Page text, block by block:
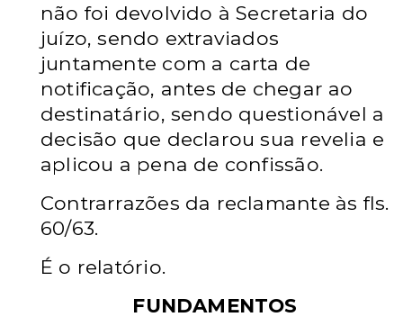
não foi devolvido à Secretaria do
juízo, sendo extraviados
juntamente com a carta de
notificação, antes de chegar ao
destinatário, sendo questionável a
decisão que declarou sua revelia e
aplicou a pena de confissão.
Contrarrazões da reclamante às fls.
60/63.
É o relatório.
FUNDAMENTOS